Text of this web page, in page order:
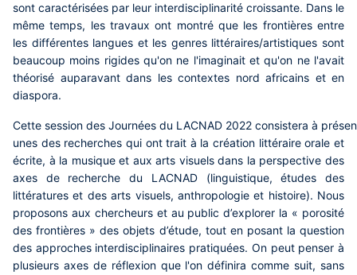
sont caractérisées par leur interdisciplinarité croissante. Dans le
même temps, les travaux ont montré que les frontières entre
les différentes langues et les genres littéraires/artistiques sont
beaucoup moins rigides qu'on ne l'imaginait et qu'on ne l'avait
théorisé auparavant dans les contextes nord africains et en
diaspora.
Cette session des Journées du LACNAD 2022 consistera à
unes des recherches qui ont trait à la création littéraire orale et
écrite, à la musique et aux arts visuels dans la perspective des
axes de recherche du LACNAD (linguistique, études des
littératures et des arts visuels, anthropologie et histoire). Nous
proposons aux chercheurs et au public d’explorer la « porosité
des frontières » des objets d’étude, tout en posant la question
des approches interdisciplinaires pratiquées. On peut penser à
plusieurs axes de réflexion que l'on définira comme suit, sans